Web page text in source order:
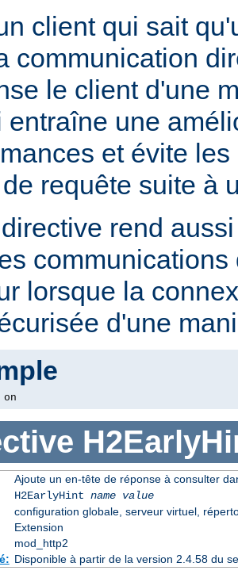
client qui sait
communication
le client d'une
entraîne une
et évite
requête suite à
rend
communications
lorsque la
d'une
on
Ajoute un en-tête de réponse à consulter
H2EarlyHint name value
configuration globale, serveur virtuel,
Extension
mod_http2
Disponible à partir de la version 2.4.58 du